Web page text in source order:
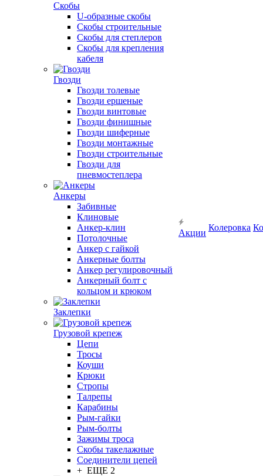
Скобы
U-образные скобы
Скобы строительные
Скобы для степлеров
Скобы для крепления
кабеля
Гвозди
Гвозди толевые
Гвозди ершеные
Гвозди винтовые
Гвозди финишные
Гвозди шиферные
Гвозди монтажные
Гвозди строительные
Гвозди для
пневмостеплера
Анкеры
Забивные
Клиновые
Анкер-клин
Потолочные
Анкер с гайкой
Анкерные болты
Анкер регулировочный
Анкерный болт с
кольцом и крюком
Заклепки
Грузовой крепеж
Цепи
Тросы
Коуши
Крюки
Стропы
Талрепы
Карабины
Рым-гайки
Рым-болты
Зажимы троса
Скобы такелажные
Соединители цепей
+ ЕЩЕ 2
Акции
Колеровка